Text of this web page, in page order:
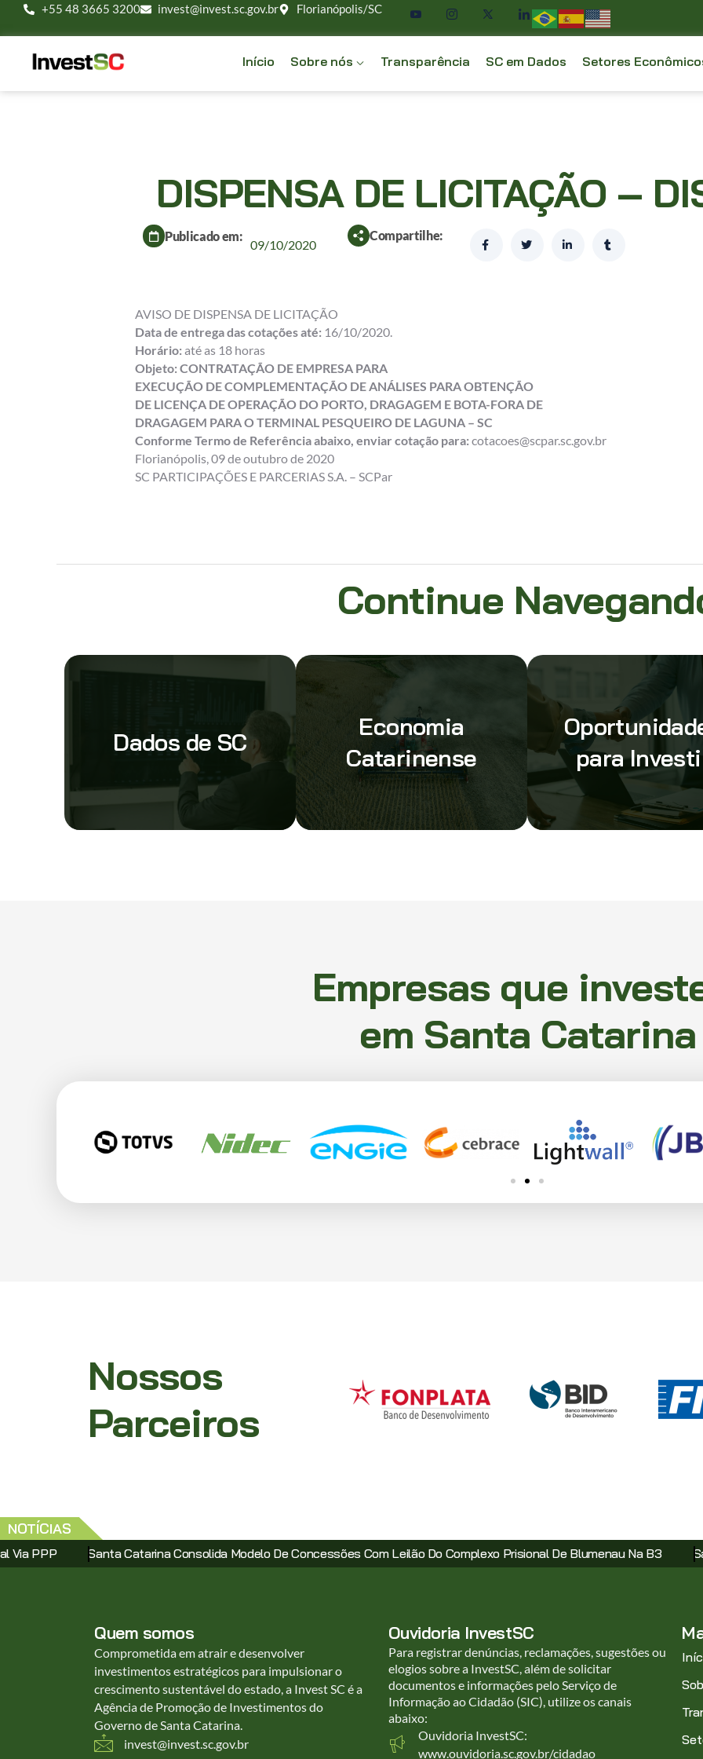
+55 48 3665 3200 invest@invest.sc.gov.br Florianópolis/SC
Início Sobre nós Transparência SC em Dados Setores
DISPENSA DE LICITAÇÃO –
Publicado em:
09/10/2020
Compartilhe:
AVISO DE DISPENSA DE LICITAÇÃO
Data de entrega das cotações até: 16/10/2020.
Horário: até as 18 horas
Objeto: CONTRATAÇÃO DE EMPRESA PARA
EXECUÇÃO DE COMPLEMENTAÇÃO DE ANÁLISES PARA OBTENÇÃO
DE LICENÇA DE OPERAÇÃO DO PORTO, DRAGAGEM E BOTA-FORA DE
DRAGAGEM PARA O TERMINAL PESQUEIRO DE LAGUNA – SC
Conforme Termo de Referência abaixo, enviar cotação para: cotacoes@scpar.sc.gov.br
Florianópolis, 09 de outubro de 2020
SC PARTICIPAÇÕES E PARCERIAS S.A. – SCPar
Continue
Dados de SC
Economia
Catarinense
para
Empresas que
em Santa Catarina
Nossos
Parceiros
NOTÍCIAS
Catarina Consolida Modelo De Concessões Com Leilão Do Complexo Prisional De Blumenau Na B3 Santa Catarina
Quem somos
Comprometida em atrair e desenvolver
investimentos estratégicos para impulsionar o
crescimento sustentável do estado, a Invest SC é a
Agência de Promoção de Investimentos do
Governo de Santa Catarina.
invest@invest.sc.gov.br
Ouvidoria InvestSC
Para registrar denúncias, reclamações, sugestões ou
elogios sobre a InvestSC, além de solicitar
documentos e informações pelo Serviço de
Informação ao Cidadão (SIC), utilize os canais
abaixo:
Ouvidoria InvestSC:
www.ouvidoria.sc.gov.br/cidadao